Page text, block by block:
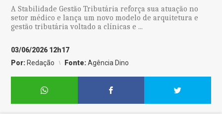
A Stabilidade Gestão Tributária reforça sua atuação no
setor médico e lança um novo modelo de arquitetura e
gestão tributária voltado a clínicas e ...
03/06/2026 12h17
Por: Redação Fonte:Agência Dino